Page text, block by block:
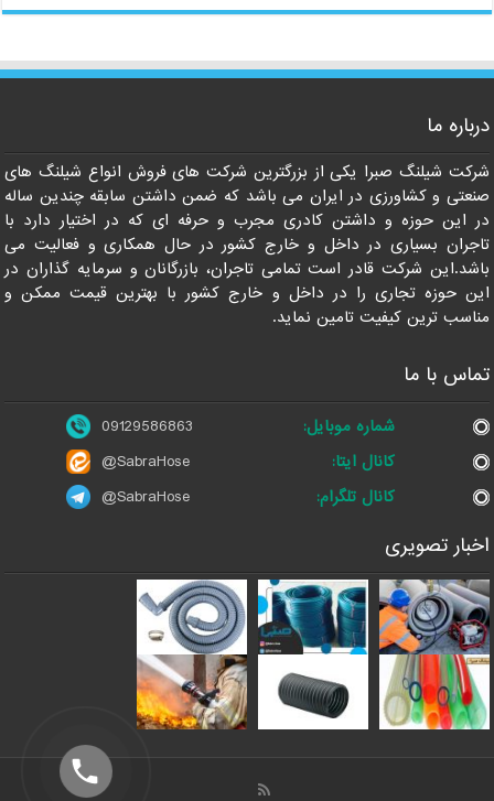
درباره ما
شرکت شیلنگ صبرا یکی از بزرگترین شرکت های فروش انواع شیلنگ های
صنعتی و کشاورزی در ایران می باشد که ضمن داشتن سابقه چندین ساله
در این حوزه و داشتن کادری مجرب و حرفه ای که در اختیار دارد با
تاجران بسیاری در داخل و خارج کشور در حال همکاری و فعالیت می
باشد.این شرکت قادر است تمامی تاجران، بازرگانان و سرمایه گذاران در
این حوزه تجاری را در داخل و خارج کشور با بهترین قیمت ممکن و
مناسب ترین کیفیت تامین نماید.
تماس با ما
شماره موبایل:
09129586863
کانال ایتا:
@SabraHose
کانال تلگرام:
@SabraHose
اخبار تصویری